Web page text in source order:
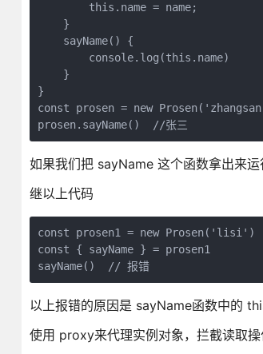
        this.name = name;
    }
    sayName() {
        console.log(this.name)
    }
}
const prosen = new
prosen.sayName()  //张三
如果我们把 sayName 这个函数拿出来
继以上代码
const prosen1 = new Prosen('lisi')
const { sayName } = prosen1
sayName()  // 报错
以上报错的原因是 sayName函数中的
使用 proxy来代理实例对象，拦截读取